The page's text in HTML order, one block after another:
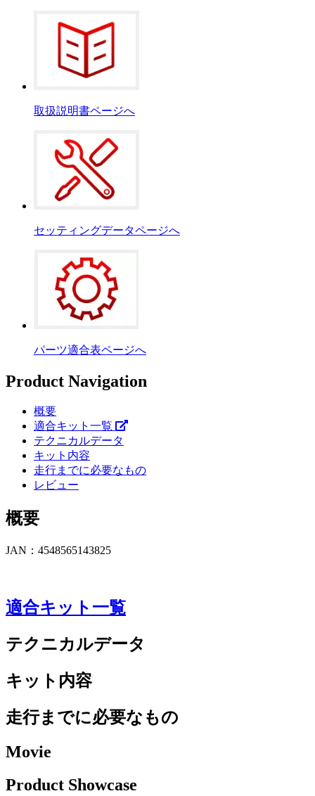
取扱説明書ページへ
セッティングデータページへ
パーツ適合表ページへ
Product Navigation
概要
適合キット一覧
テクニカルデータ
キット内容
走行までに必要なもの
レビュー
概要
JAN：4548565143825
適合キット一覧
テクニカルデータ
キット内容
走行までに必要なもの
Movie
Product Showcase